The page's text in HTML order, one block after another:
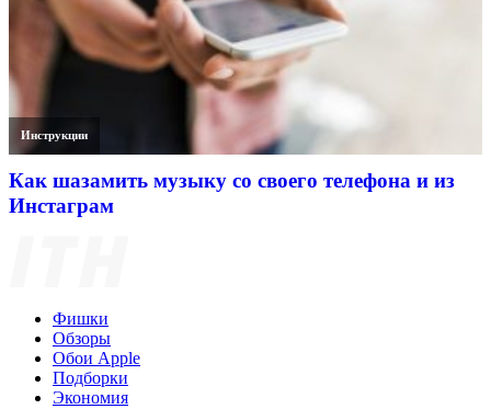
Инструкции
Как шазамить музыку со своего телефона и из
Инстаграм
Фишки
Обзоры
Обои Apple
Подборки
Экономия